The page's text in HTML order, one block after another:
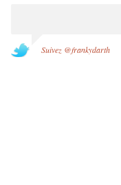
Suivez @frankydarth